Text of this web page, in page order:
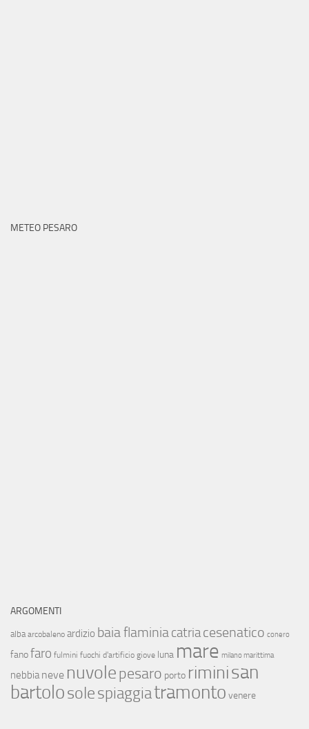
METEO PESARO
ARGOMENTI
alba arcobaleno ardizio baia flaminiacatriacesenatico conero
fanofaro fulmini fuochi d'artificio giove luna mare milano marittima
nebbia neve nuvolepesaro porto riminisan
bartolosolespiaggiatramonto venere